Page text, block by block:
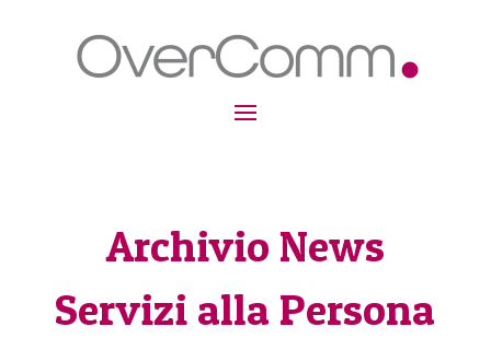
Archivio News
Servizi alla Persona